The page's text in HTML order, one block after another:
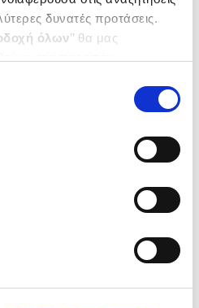
δυνατές προτάσεις.
όλων’’ θα μας
από τα παρακάτω με την
να ενημερωθείτε σχετικά με